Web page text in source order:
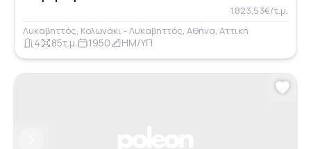
1.823,53€/τ.μ.
Λυκαβηττός, Κολωνάκι - Λυκαβηττός, Αθήνα, Αττική
4 85τ.μ. 1950 ΗΜ/ΥΠ